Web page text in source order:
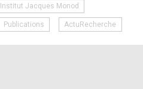
Institut Jacques Monod
Publications ActuRecherche